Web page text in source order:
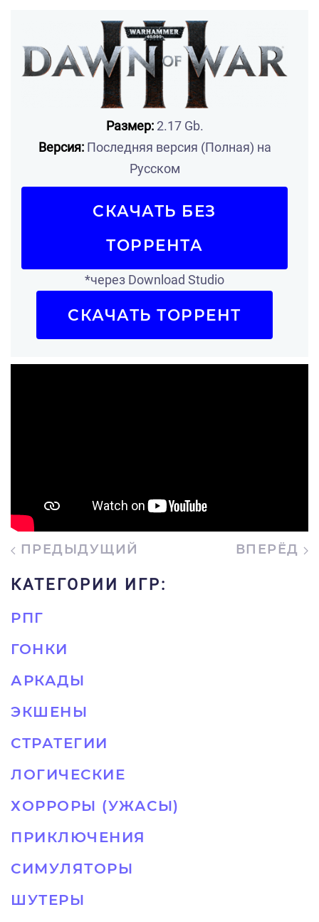
Размер:2.17 Gb.
Версия:Последняя версия (Полная) на
Русском
СКАЧАТЬ БЕЗ
ТОРРЕНТА
*через Download Studio
СКАЧАТЬ ТОРРЕНТ
ПРЕДЫДУЩИЙ ВПЕРЁД
КАТЕГОРИИ ИГР:
РПГ
ГОНКИ
АРКАДЫ
ЭКШЕНЫ
СТРАТЕГИИ
ЛОГИЧЕСКИЕ
ХОРРОРЫ (УЖАСЫ)
ПРИКЛЮЧЕНИЯ
СИМУЛЯТОРЫ
ШУТЕРЫ